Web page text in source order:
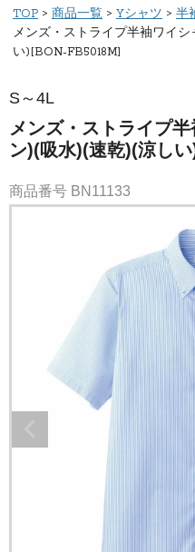
TOP 商品一覧 Yシャツ
半
メンズ・ストライプ半袖ワイ
い)[BON-FB5018M]
S～4L
メンズ・ストライプ
ン)(吸水)(速乾)(涼し
商品番号 BN11133